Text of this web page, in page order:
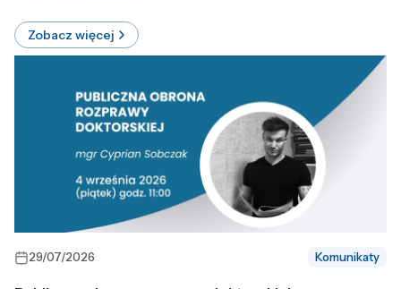
Zobacz więcej
29/07/2026 Komunikaty